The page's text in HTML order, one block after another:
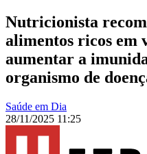
Nutricionista
alimentos ricos em
aumentar a
organismo de
Saúde em Dia
28/11/2025 11:25